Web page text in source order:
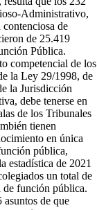
Administrativo,
de
de 25.419
Pública.
competencial de los
la Ley 29/1998, de
la Jurisdicción
debe tenerse en
de los Tribunales
tienen
en única
pública,
estadística de 2021
un total de
de función pública.
asuntos de que